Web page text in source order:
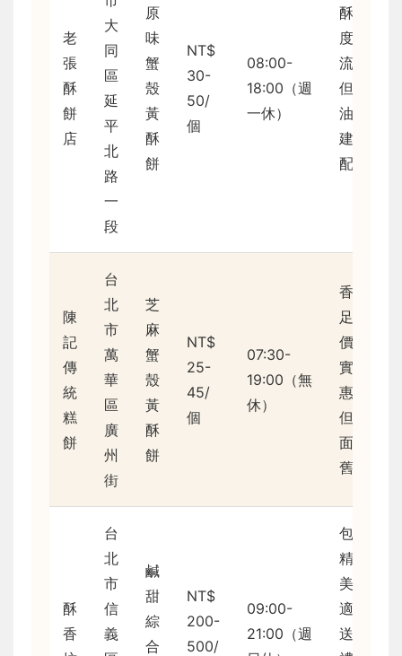
老
張
酥
餅
店
大
同
區
延
平
北
路
一
段
原
味
蟹
殼
黃
酥
餅
NT$
30-
50/
個
08:00-
18:00（週
一休）
酥脆
度一
流，
但偏
油，
建議
配茶
陳
記
傳
統
糕
餅
台
北
市
萬
華
區
廣
州
街
芝
麻
蟹
殼
黃
酥
餅
NT$
25-
45/
個
07:30-
19:00（無
休）
香氣
足，
價格
實
惠，
但店
面較
舊
酥
香
台
北
市
信
義
鹹
甜
綜
合
NT$
200-
500/
09:00-
21:00（週
包裝
精
美，
適合
送